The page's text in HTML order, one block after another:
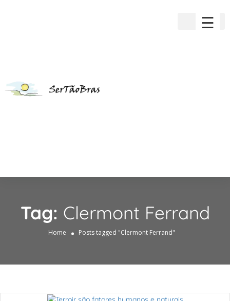
☰
Tag: Clermont Ferrand
Home Posts tagged "Clermont Ferrand"